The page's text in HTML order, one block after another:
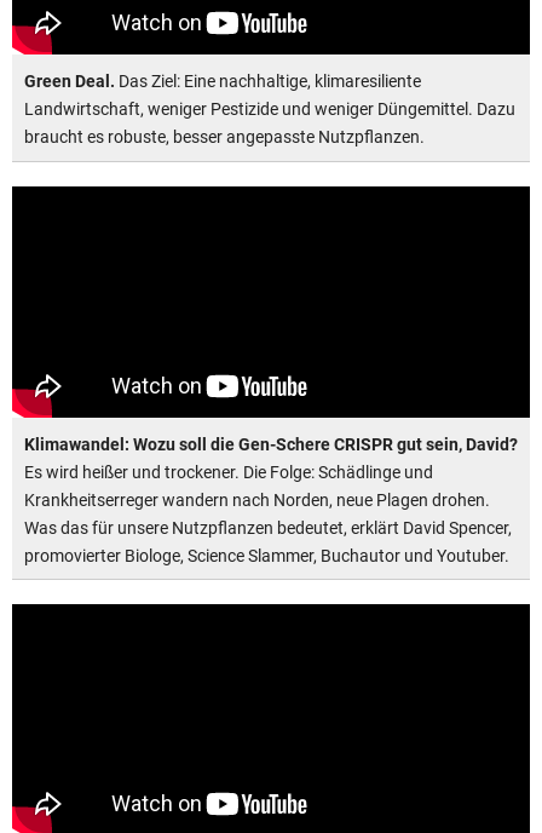
Green Deal. Das Ziel: Eine nachhaltige, klimaresiliente
Landwirtschaft, weniger Pestizide und weniger Düngemittel. Dazu
braucht es robuste, besser angepasste Nutzpflanzen.
Klimawandel: Wozu soll die Gen-Schere CRISPR gut sein, David?
Es wird heißer und trockener. Die Folge: Schädlinge und
Krankheitserreger wandern nach Norden, neue Plagen drohen.
Was das für unsere Nutzpflanzen bedeutet, erklärt David Spencer,
promovierter Biologe, Science Slammer, Buchautor und Youtuber.